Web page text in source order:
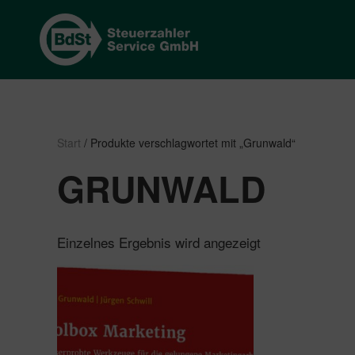
Start / Produkte verschlagwortet mit „Grunwald“
GRUNWALD
Einzelnes Ergebnis wird angezeigt